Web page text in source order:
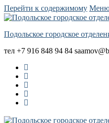
Перейти к содержимому
Подольское городское
тел +7 916 848 94 84